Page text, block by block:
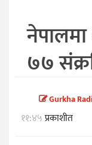
७७
Gurkha
११:४५प्रकाशीत